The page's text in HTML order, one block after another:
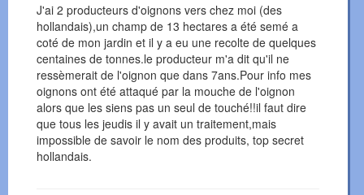
J'ai 2 producteurs d'oignons vers chez moi (des
hollandais),un champ de 13 hectares a été semé a
coté de mon jardin et il y a eu une recolte de quelques
centaines de tonnes.le producteur m'a dit qu'il ne
ressèmerait de l'oignon que dans 7ans.Pour info mes
oignons ont été attaqué par la mouche de l'oignon
alors que les siens pas un seul de touché!!il faut dire
que tous les jeudis il y avait un traitement,mais
impossible de savoir le nom des produits, top secret
hollandais.